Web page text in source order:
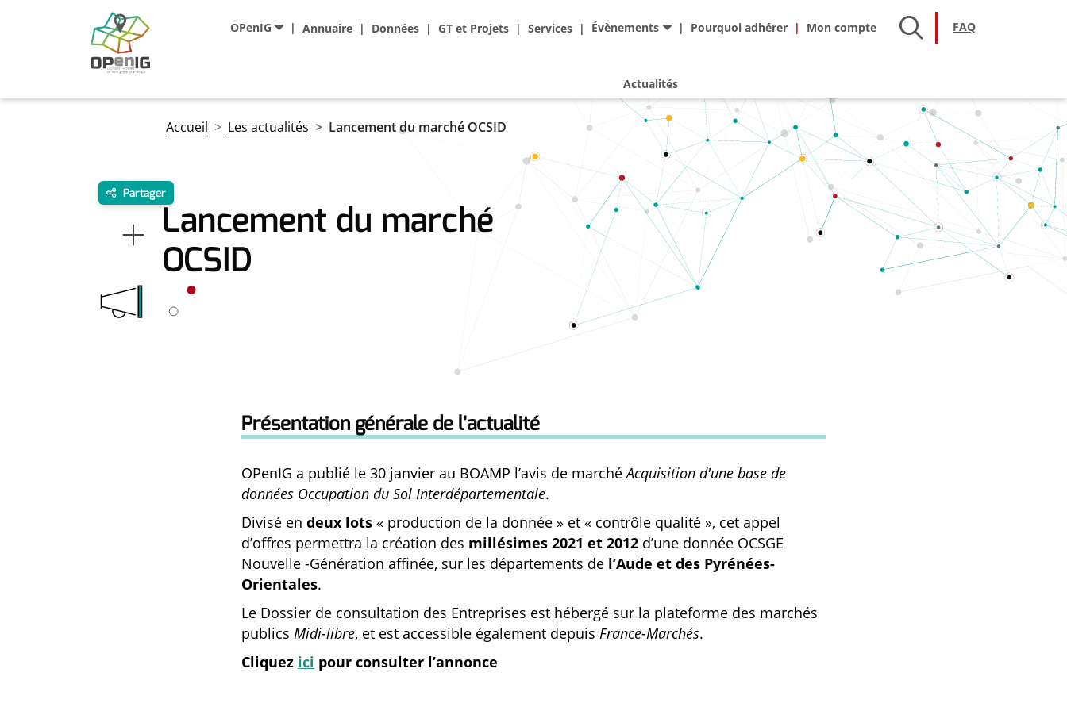
Aller au contenu principal
Navigation principale
OPenIG Annuaire Données GT et Projets Services Évènements
Actualités
Adhésion
Pourquoi adhérer FAQFAQ
Fil d'Ariane
Accueil Les actualités Lancement du marché OCSID
Lancement du marché
OCSID
Partager
Présentation générale de l'actualité
OPenIG a publié le 30 janvier au BOAMP l’avis de marchéAcquisition d'une base de
données Occupation du Sol Interdépartementale.
Divisé en deux lots « production de la donnée » et « contrôle qualité », cet appel
d’offres permettra la création des millésimes 2021 et 2012 d’une donnée OCSGE
Nouvelle -Génération affinée, sur les départements de l’Aude et des Pyrénées-
Orientales.
Le Dossier de consultation des Entreprises est hébergé sur la plateforme des marchés
publics Midi-libre, et est accessible également depuis France-Marchés.
Cliquez ici pour consulter l’annonce